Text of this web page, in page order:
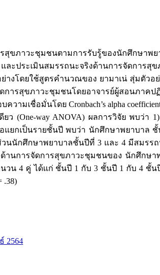
สุขภาวะชุมชนตามการรับรู้ของนักศึกษ
ะประเมินสมรรถนะจริงด้านการจัดกา
โดยใช้สูตรคำนวณของ ยามาเน่ สุ่มตัวอ
ารสุขภาวะชุมชนโดยอาจารย์ผู้สอนภาค
วามเชื่อมั่นโดย Cronbach’s alpha
ยว (One-way ANOVA) ผลการวิจัย พบ
อแยกเป็นรายชั้นปี พบว่า นักศึกษาพยาบา
ส่วนนักศึกษาพยาบาลชั้นปีที่ 3 และ 4 มีสม
ะด้านการจัดการสุขภาวะชุมชนของ นักศึ
ได้แก่ ชั้นปี 1 กับ 3 ชั้นปี 1 กับ 4 ชั้นปี
.38)
2564